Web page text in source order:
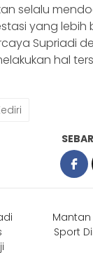
selalu
yang lebih
Supriadi
hal
Mantan
Sport